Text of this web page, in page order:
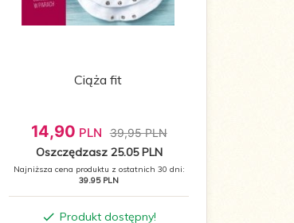
Ciąża fit
Produkt dostępny!
14,90 PLN 39,95 PLN
Oszczędzasz 25.05 PLN
Najniższa cena produktu z ostatnich 30 dni:
39.95 PLN